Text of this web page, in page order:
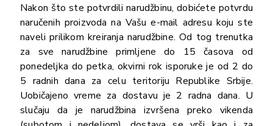
Nakon što ste potvrdili narudžbinu, dobićete potvrdu
naručenih proizvoda na Vašu e-mail adresu koju ste
naveli prilikom kreiranja narudžbine. Od tog trenutka
za sve narudžbine primljene do 15 časova od
ponedeljka do petka, okvirni rok isporuke je od 2 do
5 radnih dana za celu teritoriju Republike Srbije.
Uobičajeno vreme za dostavu je 2 radna dana. U
slučaju da je narudžbina izvršena preko vikenda